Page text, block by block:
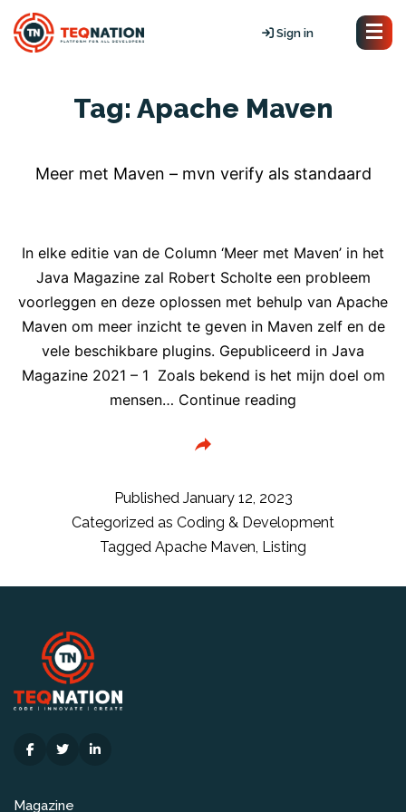
Sign in
Tag: Apache Maven
Meer met Maven – mvn verify als standaard
In elke editie van de Column ‘Meer met Maven’ in het
Java Magazine zal Robert Scholte een probleem
voorleggen en deze oplossen met behulp van Apache
Maven om meer inzicht te geven in Maven zelf en de
vele beschikbare plugins. Gepubliceerd in Java
Magazine 2021 – 1 Zoals bekend is het mijn doel om
mensen… Continue reading
verify
als
Published January 12, 2023
Categorized as Coding & Development
Tagged Apache Maven, Listing
Magazine